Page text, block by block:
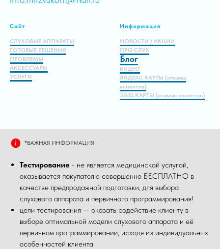
Сайт
СЛУХОВЫЕ АППАРАТЫ
ГОТОВЫЕ РЕШЕНИЯ
ПРОБЛЕМЫ
АКСЕССУАРЫ
УСЛУГИ
Информация
НОВОСТИ / АКЦИИ
ПРО СЛУХ
Блог
ВИДЕО
ЯНДЕКС КАРТЫ (отзывы
клиентов)
2GIS КАРТЫ (отзывы клиентов)
*ВАЖНАЯ ИНФОРМАЦИЯ!
Тестирование - не является медицинской услугой,
оказывается покупателю совершенно БЕСПЛАТНО в
качестве предпродажной подготовки, для выбора
слухового аппарата и первичного программирования!
цели тестирования — оказать содействие клиенту в
выборе оптимальной модели слухового аппарата и её
первичном программировании, исходя из индивидуальных
особенностей клиента.